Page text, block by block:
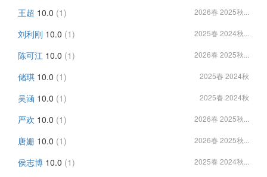
王超 10.0 (1) 2026春 2025秋...
刘利刚 10.0 (1) 2025春 2024秋...
陈可江 10.0 (1) 2026春 2025秋...
储琪 10.0 (1) 2025春 2024秋
吴涵 10.0 (1) 2025春 2024秋
严欢 10.0 (1) 2026春 2025秋...
唐姗 10.0 (1) 2026春 2025秋...
侯志博 10.0 (1) 2025春 2024秋...